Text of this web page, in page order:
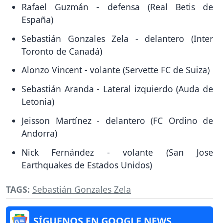
Rafael Guzmán - defensa (Real Betis de
España)
Sebastián Gonzales Zela - delantero (Inter
Toronto de Canadá)
Alonzo Vincent - volante (Servette FC de Suiza)
Sebastián Aranda - Lateral izquierdo (Auda de
Letonia)
Jeisson Martínez - delantero (FC Ordino de
Andorra)
Nick Fernández - volante (San Jose
Earthquakes de Estados Unidos)
TAGS: Sebastián Gonzales Zela